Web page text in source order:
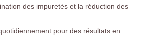
des impuretés et la réduction des
pour des résultats en